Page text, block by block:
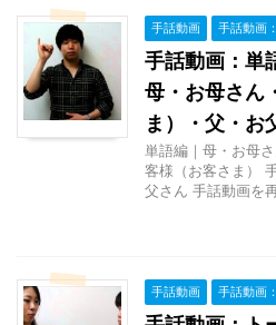
手話動画 手話動画
手話動画：単
母・お母さん
ま）・父・お
単語編｜母・お母
客様（お客さま）
父さん 手話動画
手話動画 手話動画